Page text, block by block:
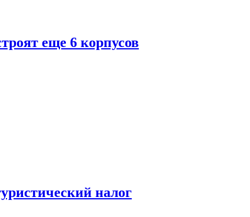
еще 6 корпусов
налог